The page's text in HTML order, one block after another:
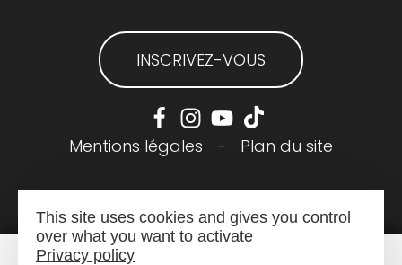
INSCRIVEZ-VOUS
Mentions légales - Plan du site
This site uses cookies and gives you control
over what you want to activate
Privacy policy